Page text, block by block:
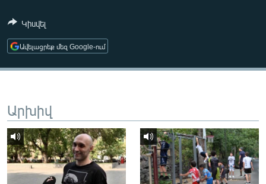
ՄՇԱԿՈՒՅԹ
ՍՊՈՐՏ
ՄԵԿՆԱԲԱՆՈՒԹՅՈՒՆ
ԿՈՐՈՆԱՎԻՐՈՒՍ
ԱՐԽԻՎ
ՏԵՍԱՆՅՈՒԹԵՐ
ԲԱՆԱՎԵՃ
Կիսվել
Ավելացրեք մեզ Google-ում
Արխիվ